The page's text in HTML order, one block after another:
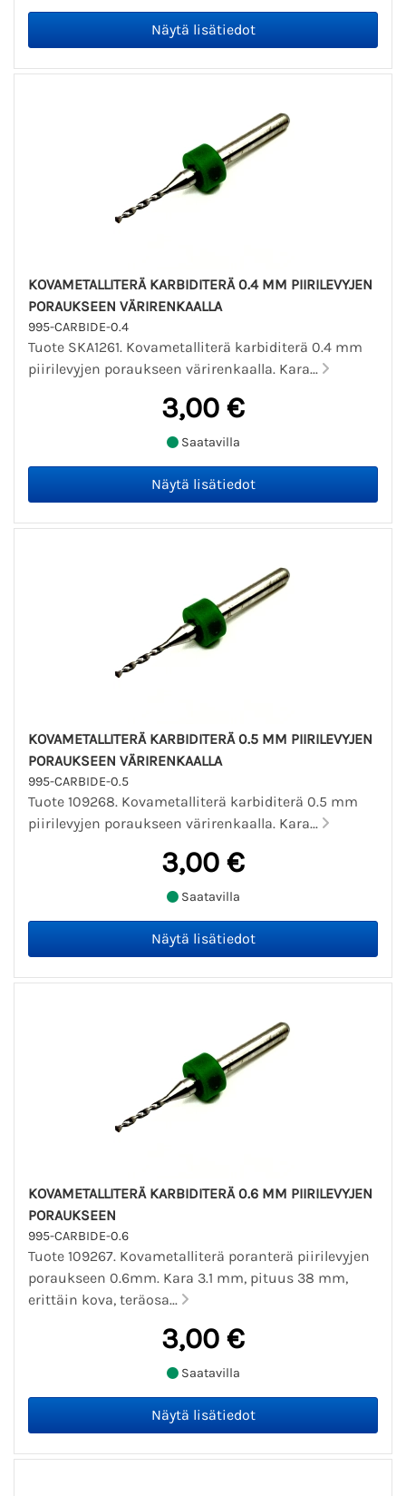
KOVAMETALLITERÄ KARBIDITERÄ 0.4 MM PIIRILEVYJEN
PORAUKSEEN VÄRIRENKAALLA
995-CARBIDE-0.4
Tuote SKA1261. Kovametalliterä karbiditerä 0.4 mm
piirilevyjen poraukseen värirenkaalla. Kara...
3,00 €
Saatavilla
KOVAMETALLITERÄ KARBIDITERÄ 0.5 MM PIIRILEVYJEN
PORAUKSEEN VÄRIRENKAALLA
995-CARBIDE-0.5
Tuote 109268. Kovametalliterä karbiditerä 0.5 mm
piirilevyjen poraukseen värirenkaalla. Kara...
3,00 €
Saatavilla
KOVAMETALLITERÄ KARBIDITERÄ 0.6 MM PIIRILEVYJEN
PORAUKSEEN
995-CARBIDE-0.6
Tuote 109267. Kovametalliterä poranterä piirilevyjen
poraukseen 0.6mm. Kara 3.1 mm, pituus 38 mm,
erittäin kova, teräosa...
3,00 €
Saatavilla